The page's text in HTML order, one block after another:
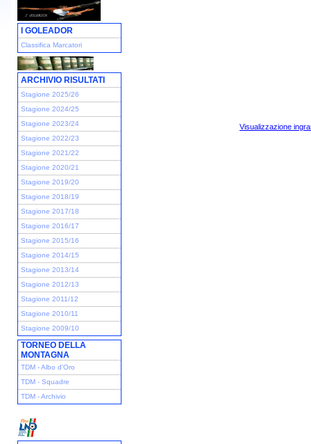
I GOLEADOR
Classifica Marcatori
ARCHIVIO RISULTATI
Stagione 2025/26
Stagione 2024/25
Stagione 2023/24
Stagione 2022/23
Stagione 2021/22
Stagione 2020/21
Stagione 2019/20
Stagione 2018/19
Stagione 2017/18
Stagione 2016/17
Stagione 2015/16
Stagione 2014/15
Stagione 2013/14
Stagione 2012/13
Stagione 2011/12
Stagione 2010/11
Stagione 2009/10
TORNEO DELLA
MONTAGNA
TDM - Albo d'Oro
TDM - Squadre
TDM - Archivio
Visualizzazione